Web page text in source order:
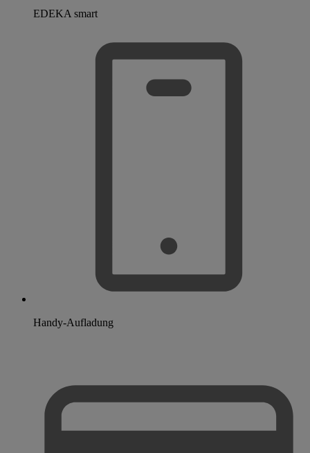
EDEKA smart
Handy-Aufladung